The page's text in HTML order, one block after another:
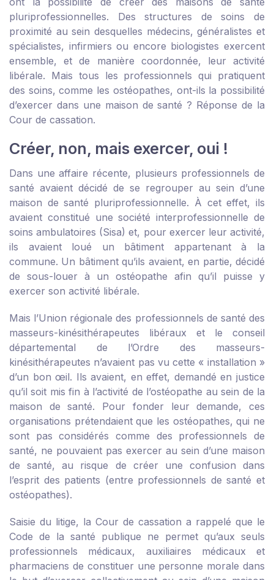
pluriprofessionnelles. Des structures de soins de
proximité au sein desquelles médecins, généralistes et
spécialistes, infirmiers ou encore biologistes exercent
ensemble, et de manière coordonnée, leur activité
libérale. Mais tous les professionnels qui pratiquent
des soins, comme les ostéopathes, ont-ils la possibilité
d’exercer dans une maison de santé ? Réponse de la
Cour de cassation.
Créer, non, mais exercer, oui !
Dans une affaire récente, plusieurs professionnels de
santé avaient décidé de se regrouper au sein d’une
maison de santé pluriprofessionnelle. À cet effet, ils
avaient constitué une société interprofessionnelle de
soins ambulatoires (Sisa) et, pour exercer leur activité,
ils avaient loué un bâtiment appartenant à la
commune. Un bâtiment qu’ils avaient, en partie, décidé
de sous-louer à un ostéopathe afin qu’il puisse y
exercer son activité libérale.
Mais l’Union régionale des professionnels de santé des
masseurs-kinésithérapeutes libéraux et le conseil
départemental de l’Ordre des masseurs-
kinésithérapeutes n’avaient pas vu cette « installation »
d’un bon œil. Ils avaient, en effet, demandé en justice
qu’il soit mis fin à l’activité de l’ostéopathe au sein de la
maison de santé. Pour fonder leur demande, ces
organisations prétendaient que les ostéopathes, qui ne
sont pas considérés comme des professionnels de
santé, ne pouvaient pas exercer au sein d’une maison
de santé, au risque de créer une confusion dans
l’esprit des patients (entre professionnels de santé et
ostéopathes).
Saisie du litige, la Cour de cassation a rappelé que le
Code de la santé publique ne permet qu’aux seuls
professionnels médicaux, auxiliaires médicaux et
pharmaciens de constituer une personne morale dans